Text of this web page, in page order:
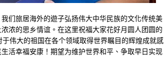
们旅居海外的遊子弘扬伟大中华民族的文化传统美
浓的思乡情谊。在这里祝福大家花好月圆人团圆的
伟大的祖国在各个领域取得世界瞩目的辉煌成就感
活幸福安康！期望为维护世界和平、争取早日实现